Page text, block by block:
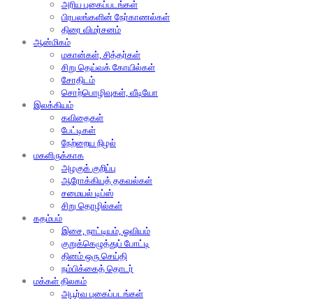
அரிய புகைப்படங்கள்
பிரபலங்களின் நேர்காணல்கள்
திரை விமர்சனம்
ஆன்மிகம்
மகான்கள், சித்தர்கள்
சிறு தெய்வக் கோயில்கள்
சோதிடம்
சொற்பொழிவுகள், வீடியோ
இலக்கியம்
கவிதைகள்
பேட்டிகள்
நேற்றைய நிழல்
மகளிருக்காக
அழகுக் குறிப்பு
ஆரோக்கியத் தகவல்கள்
சமையல் டிப்ஸ்
சிறு தொழில்கள்
கதம்பம்
இசை, நாட்டியம், ஓவியம்
குறுக்கெழுத்துப் போட்டி
தினம் ஒரு செய்தி
நம்பிக்கைத் தொடர்
மக்கள் திலகம்
அபூர்வ புகைப்படங்கள்